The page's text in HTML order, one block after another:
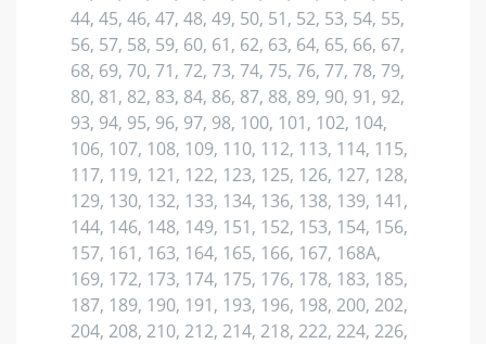
44, 45, 46, 47, 48, 49, 50, 51, 52, 53, 54, 55,
56, 57, 58, 59, 60, 61, 62, 63, 64, 65, 66, 67,
68, 69, 70, 71, 72, 73, 74, 75, 76, 77, 78, 79,
80, 81, 82, 83, 84, 86, 87, 88, 89, 90, 91, 92,
93, 94, 95, 96, 97, 98, 100, 101, 102, 104,
106, 107, 108, 109, 110, 112, 113, 114, 115,
117, 119, 121, 122, 123, 125, 126, 127, 128,
129, 130, 132, 133, 134, 136, 138, 139, 141,
144, 146, 148, 149, 151, 152, 153, 154, 156,
157, 161, 163, 164, 165, 166, 167, 168А,
169, 172, 173, 174, 175, 176, 178, 183, 185,
187, 189, 190, 191, 193, 196, 198, 200, 202,
204, 208, 210, 212, 214, 218, 222, 224, 226,